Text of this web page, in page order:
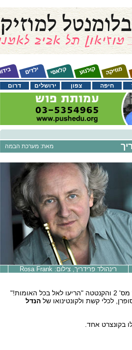
דרום ירושלים צפון חיפה
מאת: מערכת הבמה
רינהולד פרידריך, צילום: Rosa Frank
בתכנית: קונצ'רטו ברנדנבורגי מס' 2, קונצ'רטו לכינור מס' 2 והקנטטה "הריעו לאל בכל האומות!"
לכלי קשת ולקונטינואו של הנדל
בקונצרט אחד.